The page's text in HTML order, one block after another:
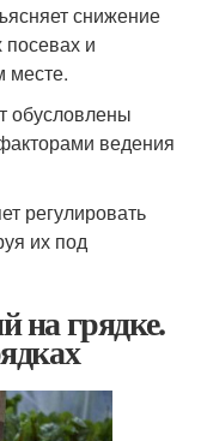
снижение
посевах и
месте.
обусловлены
ведения
регулировать
их под
на грядке.